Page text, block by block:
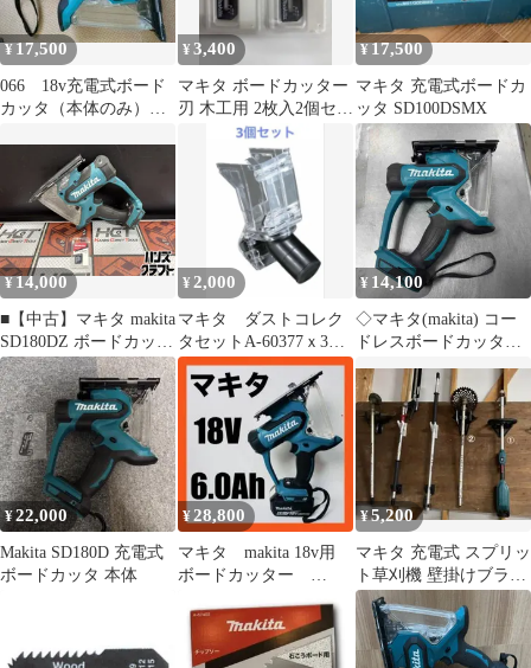
¥17,500
066 18v充電式ボード
カッタ（本体のみ）
¥3,400
マキタ ボードカッター
刃 木工用 2枚入2個セッ
ト 新品未使用
¥17,500
マキタ 充電式ボードカ
ッタ SD100DSMX
¥14,000
■【中古】マキタ makita
SD180DZ ボードカッタ
18V カッター付き バッ
テリー・充電器別売り
【ハンズクラフト宮崎
新名爪店】
¥ 2,000
マキタ ダストコレク
タセットA-60377ｘ3個
セット 新品
¥ 14,100
◇マキタ(makita) コー
ドレスボードカッタ
¥22,000
Makita SD180D 充電式
ボードカッタ 本体
¥28,800
マキタ makita 18v用
ボードカッター
¥5,200
マキタ 充電式 スプリッ
ト草刈機 壁掛けブラケ
ット 18V 36V 40V 共通